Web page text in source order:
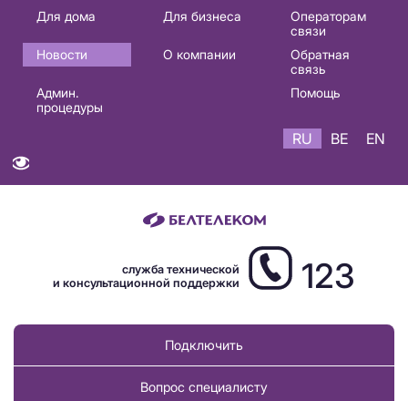
Основная
навигация
RU
Для дома Для бизнеса
Операторам
связи
Новости
О компании
Обратная
связь
Админ.
процедуры
Помощь
RU BE EN
служба технической
и консультационной поддержки
123
Подключить
Вопрос специалисту